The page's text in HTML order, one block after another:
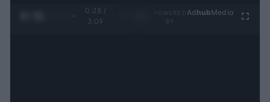
0:28 /
3:09
Ad hubMedia